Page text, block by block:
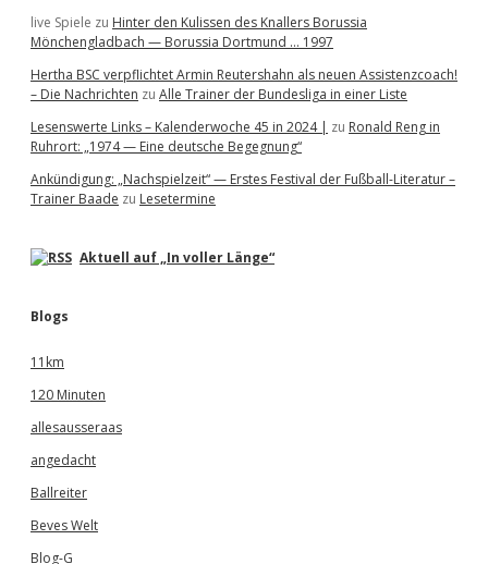
live Spiele zu Hinter den Kulissen des Knallers Borussia
Mönchengladbach — Borussia Dortmund … 1997
Hertha BSC verpflichtet Armin Reutershahn als neuen Assistenzcoach!
– Die Nachrichten zu Alle Trainer der Bundesliga in einer Liste
Lesenswerte Links – Kalenderwoche 45 in 2024 | zu Ronald Reng in
Ruhrort: „1974 — Eine deutsche Begegnung“
Ankündigung: „Nachspielzeit“ — Erstes Festival der Fußball-Literatur –
Trainer Baade zu Lesetermine
Aktuell auf „In voller Länge“
Blogs
11km
120 Minuten
allesausseraas
angedacht
Ballreiter
Beves Welt
Blog-G